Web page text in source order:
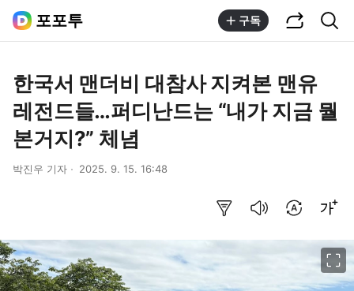
포포투 구독
한국서 맨더비 대참사 지켜본 맨유
레전드들…퍼디난드는 “내가 지금 뭘
본거지?” 체념
박진우 기자 2025. 9. 15. 16:48